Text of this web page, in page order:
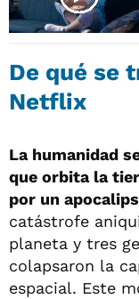
De qué se
Netflix
La humanidad
que orbita la
por un
catástrofe
planeta y tres
colapsaron la
espacial. Este